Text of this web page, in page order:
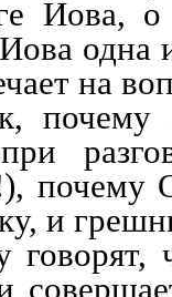
Иова, о
одна
на
почему
и
говорят,